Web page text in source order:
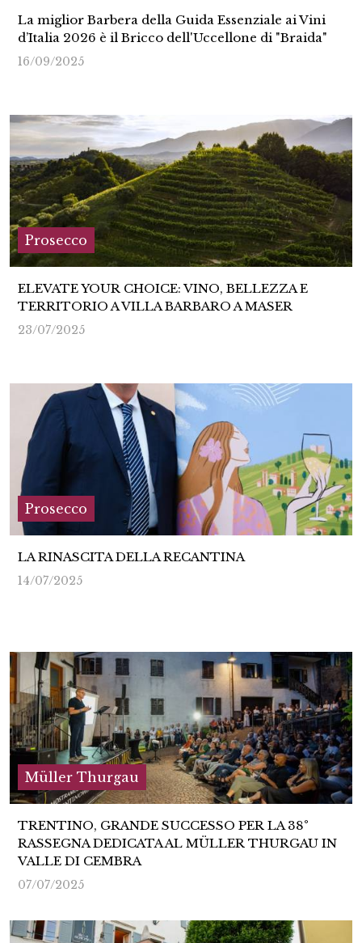
La miglior Barbera della Guida Essenziale ai Vini
d’Italia 2026 è il Bricco dell'Uccellone di "Braida"
16/09/2025
Prosecco
ELEVATE YOUR CHOICE: VINO, BELLEZZA E
TERRITORIO A VILLA BARBARO A MASER
23/07/2025
Prosecco
LA RINASCITA DELLA RECANTINA
14/07/2025
Müller Thurgau
TRENTINO, GRANDE SUCCESSO PER LA 38°
RASSEGNA DEDICATA AL MÜLLER THURGAU IN
VALLE DI CEMBRA
07/07/2025